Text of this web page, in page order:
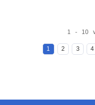
1 - 10
1 2 3 4